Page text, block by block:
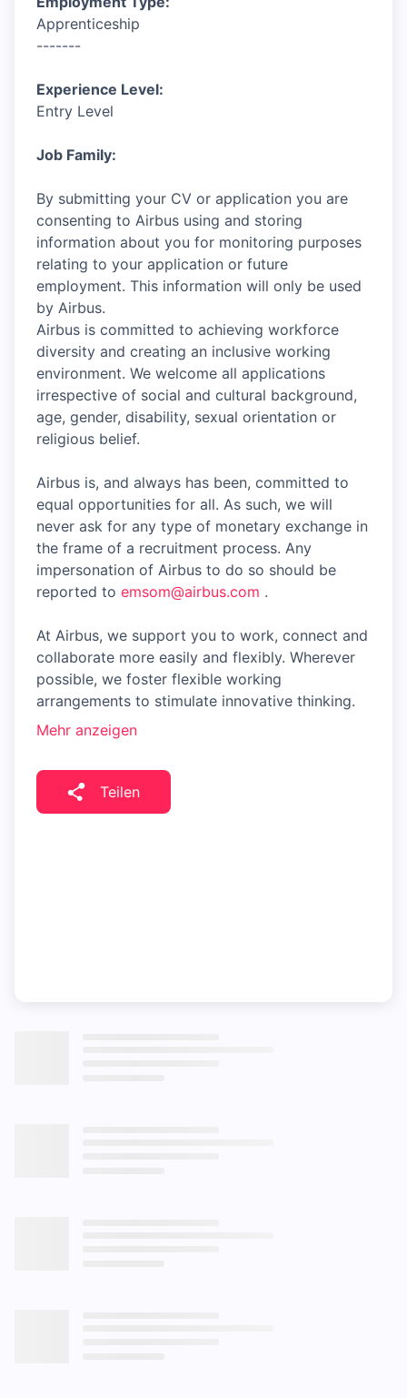
Apprenticeship
-------
Experience Level:
Entry Level
Job Family:
By submitting your CV or application you are
consenting to Airbus using and storing
information about you for monitoring purposes
relating to your application or future
employment. This information will only be used
by Airbus.
Airbus is committed to achieving workforce
diversity and creating an inclusive working
environment. We welcome all applications
irrespective of social and cultural background,
age, gender, disability, sexual orientation or
religious belief.
Airbus is, and always has been, committed to
equal opportunities for all. As such, we will
never ask for any type of monetary exchange in
the frame of a recruitment process. Any
impersonation of Airbus to do so should be
reported to emsom@airbus.com .
At Airbus, we support you to work, connect and
collaborate more easily and flexibly. Wherever
possible, we foster flexible working
arrangements to stimulate innovative thinking.
Mehr anzeigen
Teilen